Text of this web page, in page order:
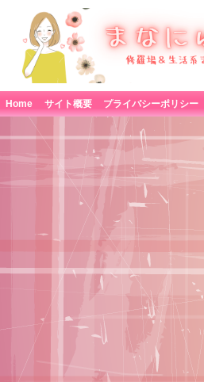
Home サイト概要 プライバシーポリシー